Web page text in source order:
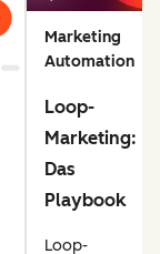
Marketing
Automation
Loop-
Marketing:
Das
Playbook
Loop-